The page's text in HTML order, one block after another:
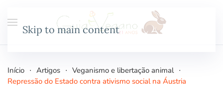
Skip to main content
Início Artigos
Veganismo e libertação animal
Repressão do Estado contra ativismo social na Áustria